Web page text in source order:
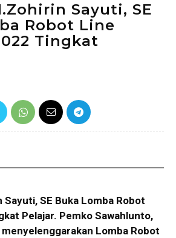
Sayuti, SE
Robot Line
Tingkat
Sayuti, SE Buka Lomba Robot
Pelajar. Pemko Sawahlunto,
Lomba Robot